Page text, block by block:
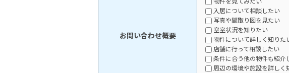
お問い合わせ概要
入居について相談したい
写真や間取り図を見たい
空室状況を知りたい
物件について詳しく知りた
店舗に行って相談したい
条件に合う他の物件も紹介
周辺の環境や施設を詳しく